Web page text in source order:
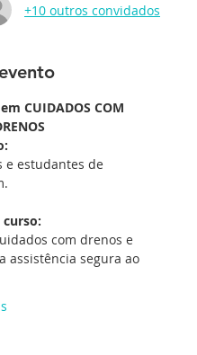
+10 outros convidados
CUIDADOS COM
e estudantes de
com drenos e
assistência segura ao